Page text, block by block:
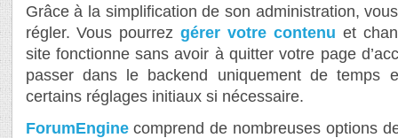
Grâce à la simplification de son administration,
régler. Vous pourrezgérer votre contenu et
site fonctionne sans avoir à quitter votre page
passer dans le backend uniquement de temps
certains réglages initiaux si nécessaire.
ForumEnginecomprend de nombreuses options